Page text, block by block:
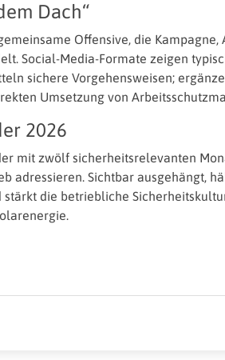
Dach“
Offensive, die Kampagne,
Social-Media-Formate zeigen
sichere Vorgehensweisen;
Umsetzung von
2026
mit zwölf sicherheitsrelevanten
adressieren. Sichtbar ausgehängt,
stärkt die betriebliche